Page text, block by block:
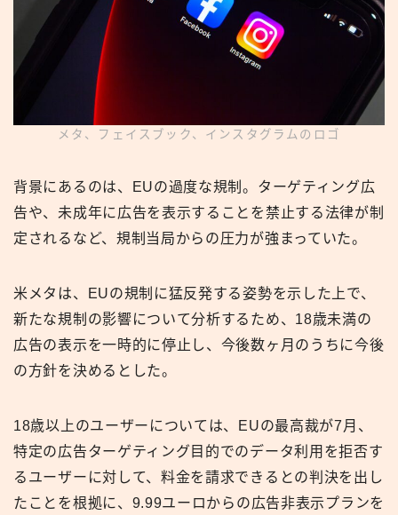
メタ、フェイスブック、インスタグラムのロゴ
背景にあるのは、EUの過度な規制。ターゲティング広
告や、未成年に広告を表示することを禁止する法律が制
定されるなど、規制当局からの圧力が強まっていた。
米メタは、EUの規制に猛反発する姿勢を示した上で、
新たな規制の影響について分析するため、18歳未満の
広告の表示を一時的に停止し、今後数ヶ月のうちに今後
の方針を決めるとした。
18歳以上のユーザーについては、EUの最高裁が7月、
特定の広告ターゲティング目的でのデータ利用を拒否す
るユーザーに対して、料金を請求できるとの判決を出し
たことを根拠に、9.99ユーロからの広告非表示プランを